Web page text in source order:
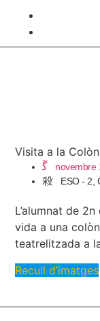
Visita a la
novembre
ESO - 2
L’alumnat de
vida a una
teatrelitzada a
Recull d’imatges